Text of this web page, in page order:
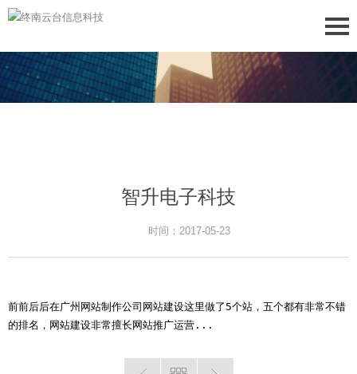
智升电子科技
时间：2017-05-23
前前后后在广州网站制作公司网站建设这里做了5个站，五个都有非常不错
的排名，网站建设非常擅长网站推广运营...